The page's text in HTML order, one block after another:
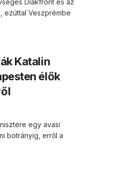
ezúttal Veszprémbe
Katalin
élők
egy avasi
botrányig, erről a